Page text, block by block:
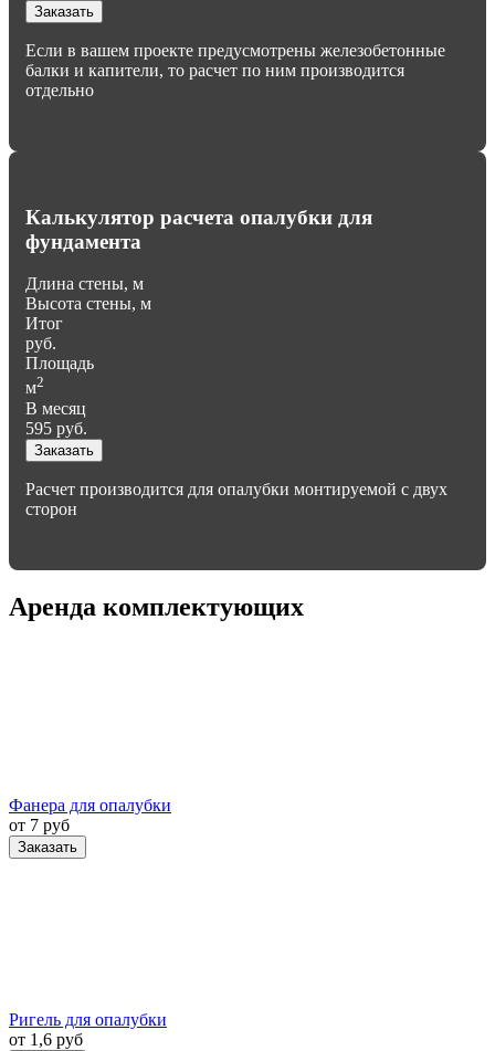
Заказать
Если в вашем проекте предусмотрены железобетонные
балки и капители, то расчет по ним производится
отдельно
Калькулятор расчета опалубки для
фундамента
Длина стены, м
Высота стены, м
Итог
руб.
Площадь
м2
В месяц
595 руб.
Заказать
Расчет производится для опалубки монтируемой с двух
сторон
Аренда комплектующих
Фанера для опалубки
от 7 руб
Заказать
Ригель для опалубки
от 1,6 руб